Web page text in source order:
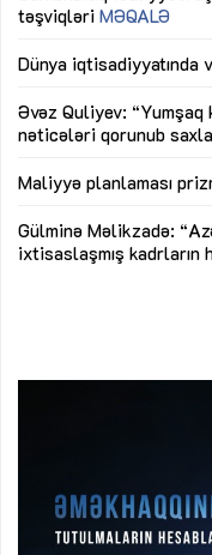
təşviqləri MƏQALƏ
Dünya
Əvəz Quliyev: “Yumşaq
nəticələri qorunub
Maliyyə planlaması
Gülminə Məlikzadə:
ixtisaslaşmış kadrların